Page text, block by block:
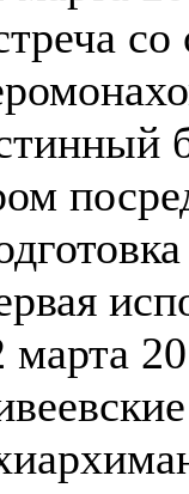
марта